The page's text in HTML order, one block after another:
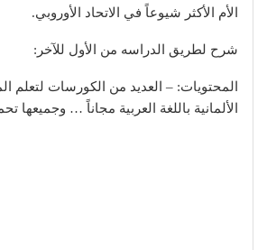
الأم الأكثر شيوعاً في الاتحاد الأوروبي.
شرح لطريق الدراسه من الأول للآخر:
المحتويات: – العديد من الكورسات لتعلم
الألمانية باللغة العربية مجاناً … وجميعها